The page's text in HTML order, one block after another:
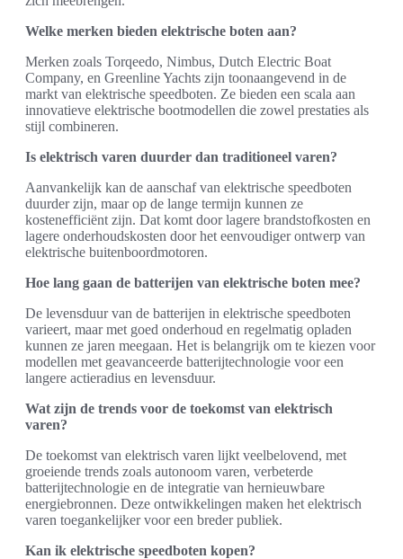
Welke merken bieden elektrische boten aan?
Merken zoals Torqeedo, Nimbus, Dutch Electric Boat
Company, en Greenline Yachts zijn toonaangevend in de
markt van elektrische speedboten. Ze bieden een scala aan
innovatieve elektrische bootmodellen die zowel prestaties als
stijl combineren.
Is elektrisch varen duurder dan traditioneel varen?
Aanvankelijk kan de aanschaf van elektrische speedboten
duurder zijn, maar op de lange termijn kunnen ze
kostenefficiënt zijn. Dat komt door lagere brandstofkosten en
lagere onderhoudskosten door het eenvoudiger ontwerp van
elektrische buitenboordmotoren.
Hoe lang gaan de batterijen van elektrische boten mee?
De levensduur van de batterijen in elektrische speedboten
varieert, maar met goed onderhoud en regelmatig opladen
kunnen ze jaren meegaan. Het is belangrijk om te kiezen voor
modellen met geavanceerde batterijtechnologie voor een
langere actieradius en levensduur.
Wat zijn de trends voor de toekomst van elektrisch
varen?
De toekomst van elektrisch varen lijkt veelbelovend, met
groeiende trends zoals autonoom varen, verbeterde
batterijtechnologie en de integratie van hernieuwbare
energiebronnen. Deze ontwikkelingen maken het elektrisch
varen toegankelijker voor een breder publiek.
Kan ik elektrische speedboten kopen?